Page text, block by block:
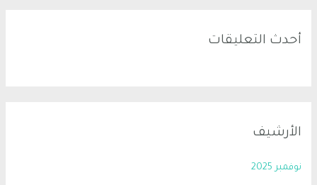
أحدث التعليقات
الأرشيف
نوفمبر 2025